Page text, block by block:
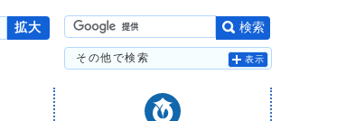
拡大 検索
その他で検索 表示